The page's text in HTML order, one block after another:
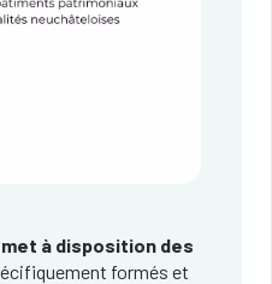
met à disposition des
formés et